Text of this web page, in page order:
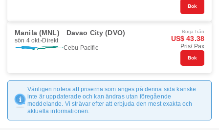
Bok
Manila (MNL) Davao City (DVO)
sön 4 okt. Direkt
Cebu Pacific
Börja från
US$ 43.38
Pris/ Pax
Bok
Vänligen notera att priserna som anges på denna sida kanske
inte är uppdaterade och kan ändras utan föregående
meddelande. Vi strävar efter att erbjuda den mest exakta och
aktuella informationen.